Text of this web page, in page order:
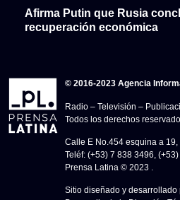
Afirma Putin que Rusia
recuperación económica
© 2016-2023 Agencia
Radio – Televisión –
Todos los derechos
Calle E No.454 esquina a
Teléf: (+53) 7 838 3496,
Prensa Latina © 2023 .
Sitio diseñado y desarrollado